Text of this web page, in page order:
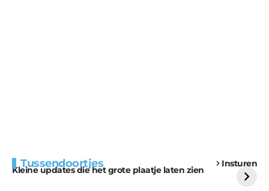
Tussendoortjes Insturen
Kleine updates die het grote plaatje laten zien
voor kabouters
uitdaging